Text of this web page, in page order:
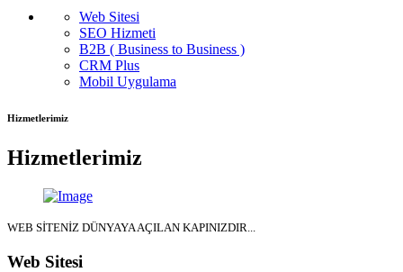
Web Sitesi
SEO Hizmeti
B2B ( Business to Business )
CRM Plus
Mobil Uygulama
Hizmetlerimiz
Hizmetlerimiz
WEB SİTENİZ DÜNYAYA AÇILAN KAPINIZDIR...
Web Sitesi